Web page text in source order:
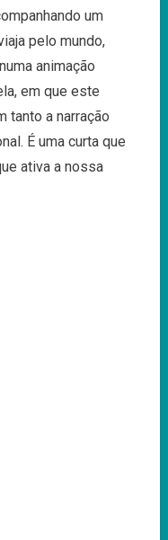
um
pelo mundo,
animação
em que este
tanto a narração
É uma curta que
ativa a nossa